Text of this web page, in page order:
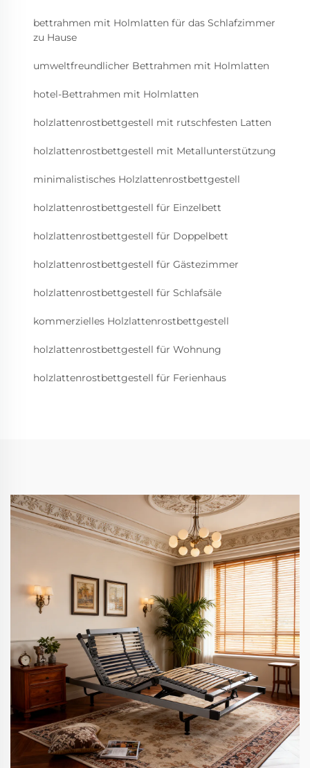
bettrahmen mit Holmlatten für das Schlafzimmer
zu Hause
umweltfreundlicher Bettrahmen mit Holmlatten
hotel-Bettrahmen mit Holmlatten
holzlattenrostbettgestell mit rutschfesten Latten
holzlattenrostbettgestell mit Metallunterstützung
minimalistisches Holzlattenrostbettgestell
holzlattenrostbettgestell für Einzelbett
holzlattenrostbettgestell für Doppelbett
holzlattenrostbettgestell für Gästezimmer
holzlattenrostbettgestell für Schlafsäle
kommerzielles Holzlattenrostbettgestell
holzlattenrostbettgestell für Wohnung
holzlattenrostbettgestell für Ferienhaus